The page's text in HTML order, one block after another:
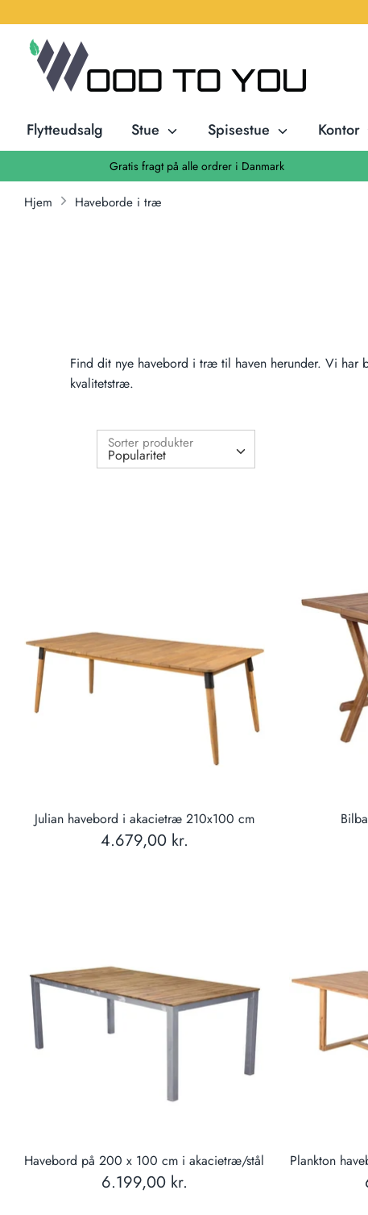
til
indhold
Flytteudsalg Stue Spisestue Kontor
Gratis fragt på alle ordrer i Danmark
Hjem Haveborde i træ
Find dit nye havebord i træ til haven herunder. Vi har
kvalitetstræ.
Sorter produkter
Popularitet
Julian havebord i akacietræ 210x100 cm
4.679,00 kr.
Havebord på 200 x 100 cm i akacietræ/stål
6.199,00 kr.
Plankton